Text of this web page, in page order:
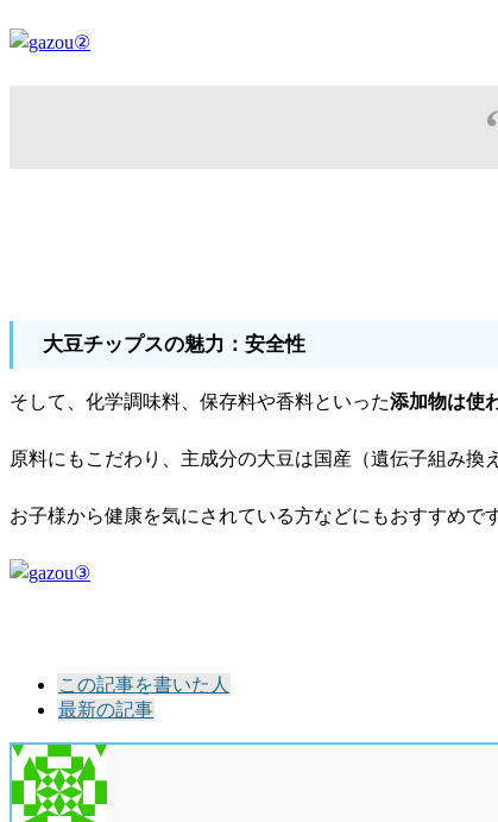
大豆チップスの魅力：安全性
そして、化学調味料、保存料や香料といった添加物は使
原料にもこだわり、主成分の大豆は国産（遺伝子組み換
お子様から健康を気にされている方などにもおすすめです
following
tabs
change
content
below.
この記事を書いた人
最新の記事